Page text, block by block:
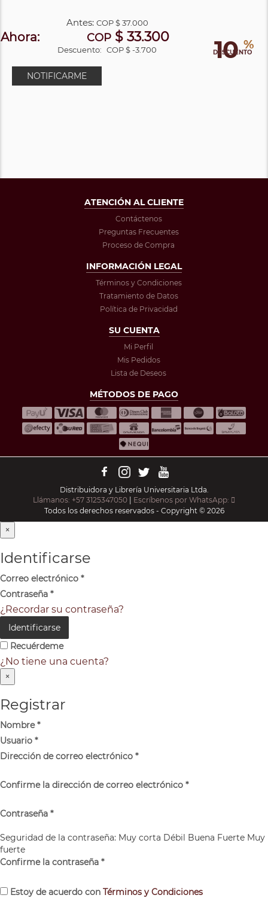
10 %
DESCUENTO
Antes: COP$ 37.000
Ahora: COP $ 33.300
Descuento: COP $ -3.700
NOTIFICARME
ATENCIÓN AL CLIENTE
Contáctenos
Preguntas Frecuentes
Proceso de Compra
INFORMACIÓN LEGAL
Términos y Condiciones
Tratamiento de Datos
Política de Privacidad
SU CUENTA
Mi Perfil
Mis Pedidos
Lista de Deseos
MÉTODOS DE PAGO
Distribuidora y Librería Universitaria Ltda.
Llámanos: +57 3125347050 | Escríbenos por WhatsApp:
Todos los derechos reservados - Copyright © 2026
×
Identificarse
Correo electrónico *
Contraseña *
¿Recordar su contraseña?
Identificarse
Recuérdeme
¿No tiene una cuenta?
×
Registrar
Nombre*
Usuario *
Dirección de correo electrónico *
Confirme la dirección de correo electrónico *
Contraseña *
Seguridad de la contraseña: Muy corta Débil Buena Fuerte Muy
fuerte
Confirme la contraseña *
Estoy de acuerdo con Términos y Condiciones